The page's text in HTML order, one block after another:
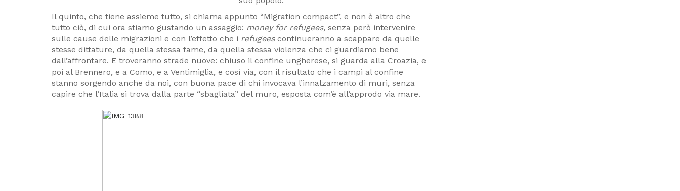
Il quinto, che tiene assieme tutto, si chiama appunto “Migration compact”, e non è altro che
tutto ciò, di cui ora stiamo gustando un assaggio: money for refugees, senza però intervenire
sulle cause delle migrazioni e con l’effetto che i refugees continueranno a scappare da quelle
stesse dittature, da quella stessa fame, da quella stessa violenza che ci guardiamo bene
dall’affrontare. E troveranno strade nuove: chiuso il confine ungherese, si guarda alla Croazia, e
poi al Brennero, e a Como, e a Ventimiglia, e così via, con il risultato che i campi al confine
stanno sorgendo anche da noi, con buona pace di chi invocava l’innalzamento di muri, senza
capire che l’Italia si trova dalla parte “sbagliata” del muro, esposta com’è all’approdo via mare.